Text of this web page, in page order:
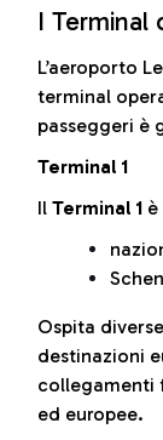
I Terminal
L’aeroporto
terminal
passeggeri è
Terminal 1
Il Terminal 1
Ospita
destinazioni
collegamenti
ed europee.